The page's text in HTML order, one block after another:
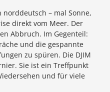
norddeutsch – mal Sonne,
direkt vom Meer. Der
Abbruch. Im Gegenteil:
und die gespannte
zu spüren. Die DJIM
Sie ist ein Treffpunkt
und für viele